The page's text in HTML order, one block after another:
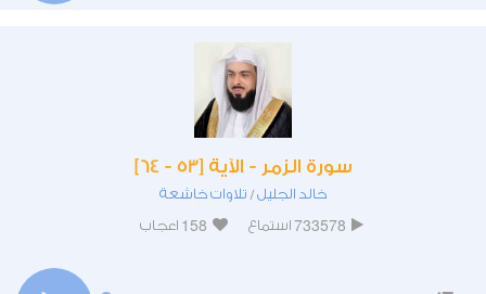
سورة الزمر - الآية [53 - 64]
خالد الجليل/ تلاوات خاشعة
733578 استماع 158 اعجاب